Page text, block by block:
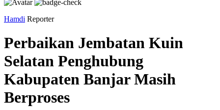
Hamdi Reporter
Perbaikan Jembatan Kuin
Selatan Penghubung
Kabupaten Banjar Masih
Berproses